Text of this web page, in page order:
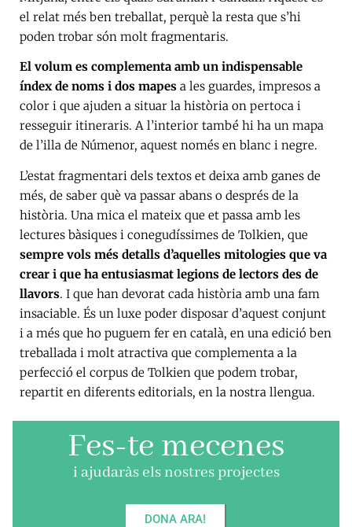
el relat més ben treballat, perquè la resta que s’hi
poden trobar són molt fragmentaris.
El volum es complementa amb un indispensable
índex de noms i dos mapes a les guardes, impresos a
color i que ajuden a situar la història on pertoca i
resseguir itineraris. A l’interior també hi ha un mapa
de l’illa de Númenor, aquest només en blanc i negre.
L’estat fragmentari dels textos et deixa amb ganes de
més, de saber què va passar abans o després de la
història. Una mica el mateix que et passa amb les
lectures bàsiques i conegudíssimes de Tolkien, que
sempre vols més detalls d’aquelles mitologies que va
crear i que ha entusiasmat legions de lectors des de
llavors. I que han devorat cada història amb una fam
insaciable. És un luxe poder disposar d’aquest conjunt
i a més que ho puguem fer en català, en una edició ben
treballada i molt atractiva que complementa a la
perfecció el corpus de Tolkien que podem trobar,
repartit en diferents editorials, en la nostra llengua.
Fes-te mecenes
i ajudaràs els nostres projectes
DONA ARA!